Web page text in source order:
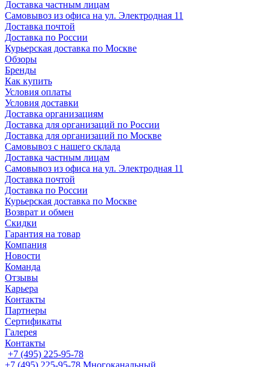
Доставка частным лицам
Самовывоз из офиса на ул. Электродная 11
Доставка почтой
Доставка по России
Курьерская доставка по Москве
Обзоры
Бренды
Как купить
Условия оплаты
Условия доставки
Доставка организациям
Доставка для организаций по России
Доставка для организаций по Москве
Самовывоз с нашего склада
Доставка частным лицам
Самовывоз из офиса на ул. Электродная 11
Доставка почтой
Доставка по России
Курьерская доставка по Москве
Возврат и обмен
Скидки
Гарантия на товар
Компания
Новости
Команда
Отзывы
Карьера
Контакты
Партнеры
Сертификаты
Галерея
Контакты
+7 (495) 225-95-78
+7 (495) 225-95-78 Многоканальный